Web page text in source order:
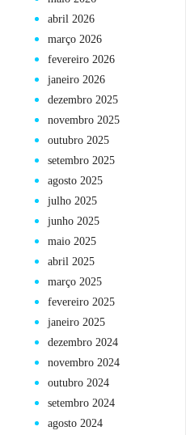
abril 2026
março 2026
fevereiro 2026
janeiro 2026
dezembro 2025
novembro 2025
outubro 2025
setembro 2025
agosto 2025
julho 2025
junho 2025
maio 2025
abril 2025
março 2025
fevereiro 2025
janeiro 2025
dezembro 2024
novembro 2024
outubro 2024
setembro 2024
agosto 2024